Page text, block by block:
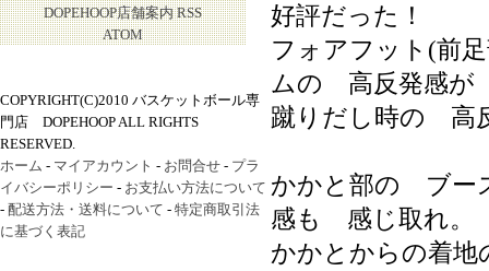
DOPEHOOP店舗案内 RSS
ATOM
好評だった！
フォアフット(前
ムの 高反発感が
蹴りだし時の 高
かかと部の ブ
感も 感じ取れ。
かかとからの着
COPYRIGHT(C)2010 バスケットボール専
門店 DOPEHOOP ALL RIGHTS
RESERVED.
ホーム - マイアカウント - お問合せ - プラ
イバシーポリシー - お支払い方法について
- 配送方法・送料について - 特定商取引法
に基づく表記